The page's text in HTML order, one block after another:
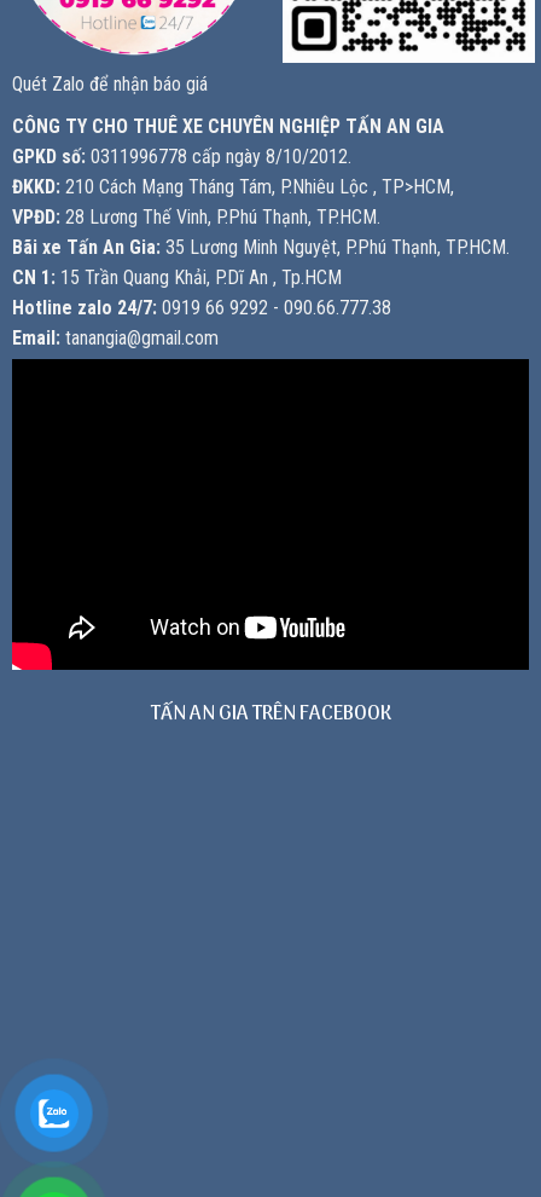
Quét Zalo để nhận báo giá
CÔNG TY CHO THUÊ XE CHUYÊN NGHIỆP TẤN AN GIA
GPKD số: 0311996778 cấp ngày 8/10/2012.
ĐKKD: 210 Cách Mạng Tháng Tám, P.Nhiêu Lộc , TP>HCM,
VPĐD: 28 Lương Thế Vinh, P.Phú Thạnh, TP.HCM.
Bãi xe Tấn An Gia: 35 Lương Minh Nguyệt, P.Phú Thạnh, TP.HCM.
CN 1: 15 Trần Quang Khải, P.Dĩ An , Tp.HCM
Hotline zalo 24/7: 0919 66 9292 - 090.66.777.38
Email: tanangia@gmail.com
TẤN AN GIA TRÊN FACEBOOK